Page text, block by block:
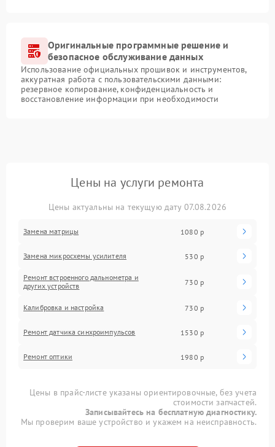
Оригинальные программные решение и
безопасное обслуживание данных
Использование официальных прошивок и инструментов,
аккуратная работа с пользовательскими данными:
резервное копирование, конфиденциальность и
восстановление информации при необходимости
Цены на услуги ремонта
Цены актуальны на текущую дату 07.08.2026
Замена матрицы 1080 р
Замена микросхемы усилителя 530 р
Ремонт встроенного дальнометра и
других устройств
730 р
Калибровка и настройка 730 р
Ремонт датчика синхроимпульсов 1530 р
Ремонт оптики 1980 р
Цены в прайс-листе указаны ориентировочные, без учета
стоимости запчастей.
Записывайтесь на бесплатную диагностику.
Мы проверим ваше устройство и укажем на неисправность.